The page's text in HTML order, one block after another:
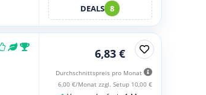
DEALS 8
6,83 €
Durchschnittspreis pro Monat
6,00 €/Monat zzgl. Setup 10,00 €